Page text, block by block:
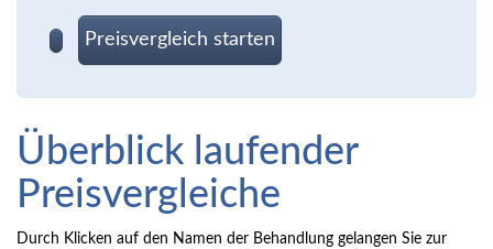
Preisvergleich starten
Überblick laufender
Preisvergleiche
Durch Klicken auf den Namen der Behandlung gelangen Sie zur